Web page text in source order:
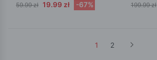
59.99 zł 19.99 zł -67%
199.99 zł
1 2